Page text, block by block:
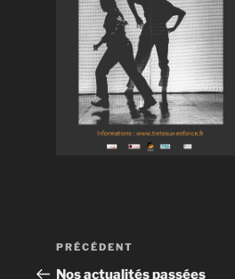
Navigation
de
Article
précédent
PRÉCÉDENT
Nos actualités passées